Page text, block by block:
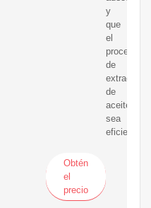
y
que
el
proceso
de
extracción
de
aceite
sea
eficiente.
Obtén
el
precio